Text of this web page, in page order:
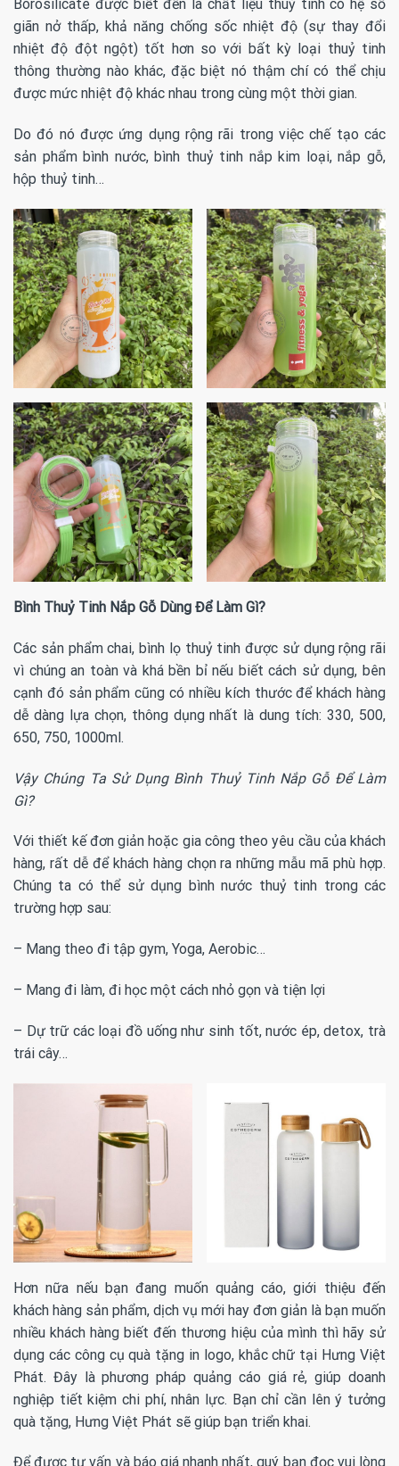
Borosilicate được biết đến là chất liệu thuỷ tinh có hệ số
giãn nở thấp, khả năng chống sốc nhiệt độ (sự thay đổi
nhiệt độ đột ngột) tốt hơn so với bất kỳ loại thuỷ tinh
thông thường nào khác, đặc biệt nó thậm chí có thể chịu
được mức nhiệt độ khác nhau trong cùng một thời gian.
Do đó nó được ứng dụng rộng rãi trong việc chế tạo các
sản phẩm bình nước, bình thuỷ tinh nắp kim loại, nắp gỗ,
hộp thuỷ tinh…
Bình Thuỷ Tinh Nắp Gỗ Dùng Để Làm Gì?
Các sản phẩm chai, bình lọ thuỷ tinh được sử dụng rộng rãi
vì chúng an toàn và khá bền bỉ nếu biết cách sử dụng, bên
cạnh đó sản phẩm cũng có nhiều kích thước để khách hàng
dễ dàng lựa chọn, thông dụng nhất là dung tích: 330, 500,
650, 750, 1000ml.
Vậy Chúng Ta Sử Dụng Bình Thuỷ Tinh Nắp Gỗ Để Làm
Gì?
Với thiết kế đơn giản hoặc gia công theo yêu cầu của khách
hàng, rất dễ để khách hàng chọn ra những mẫu mã phù hợp.
Chúng ta có thể sử dụng bình nước thuỷ tinh trong các
trường hợp sau:
– Mang theo đi tập gym, Yoga, Aerobic…
– Mang đi làm, đi học một cách nhỏ gọn và tiện lợi
– Dự trữ các loại đồ uống như sinh tốt, nước ép, detox, trà
trái cây…
Hơn nữa nếu bạn đang muốn quảng cáo, giới thiệu đến
khách hàng sản phẩm, dịch vụ mới hay đơn giản là bạn muốn
nhiều khách hàng biết đến thương hiệu của mình thì hãy sử
dụng các công cụ quà tặng in logo, khắc chữ tại Hưng Việt
Phát. Đây là phương pháp quảng cáo giá rẻ, giúp doanh
nghiệp tiết kiệm chi phí, nhân lực. Bạn chỉ cần lên ý tưởng
quà tặng, Hưng Việt Phát sẽ giúp bạn triển khai.
Để được tư vấn và báo giá nhanh nhất, quý bạn đọc vui lòng